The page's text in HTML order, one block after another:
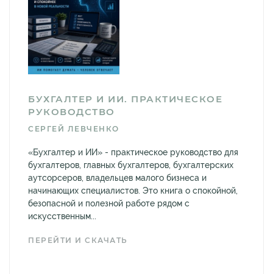
БУХГАЛТЕР И ИИ. ПРАКТИЧЕСКОЕ
РУКОВОДСТВО
СЕРГЕЙ ЛЕВЧЕНКО
«Бухгалтер и ИИ» - практическое руководство для
бухгалтеров, главных бухгалтеров, бухгалтерских
аутсорсеров, владельцев малого бизнеса и
начинающих специалистов. Это книга о спокойной,
безопасной и полезной работе рядом с
искусственным...
ПЕРЕЙТИ И СКАЧАТЬ